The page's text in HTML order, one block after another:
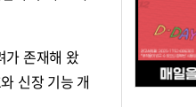
가 존재해 왔
신장 기능 개